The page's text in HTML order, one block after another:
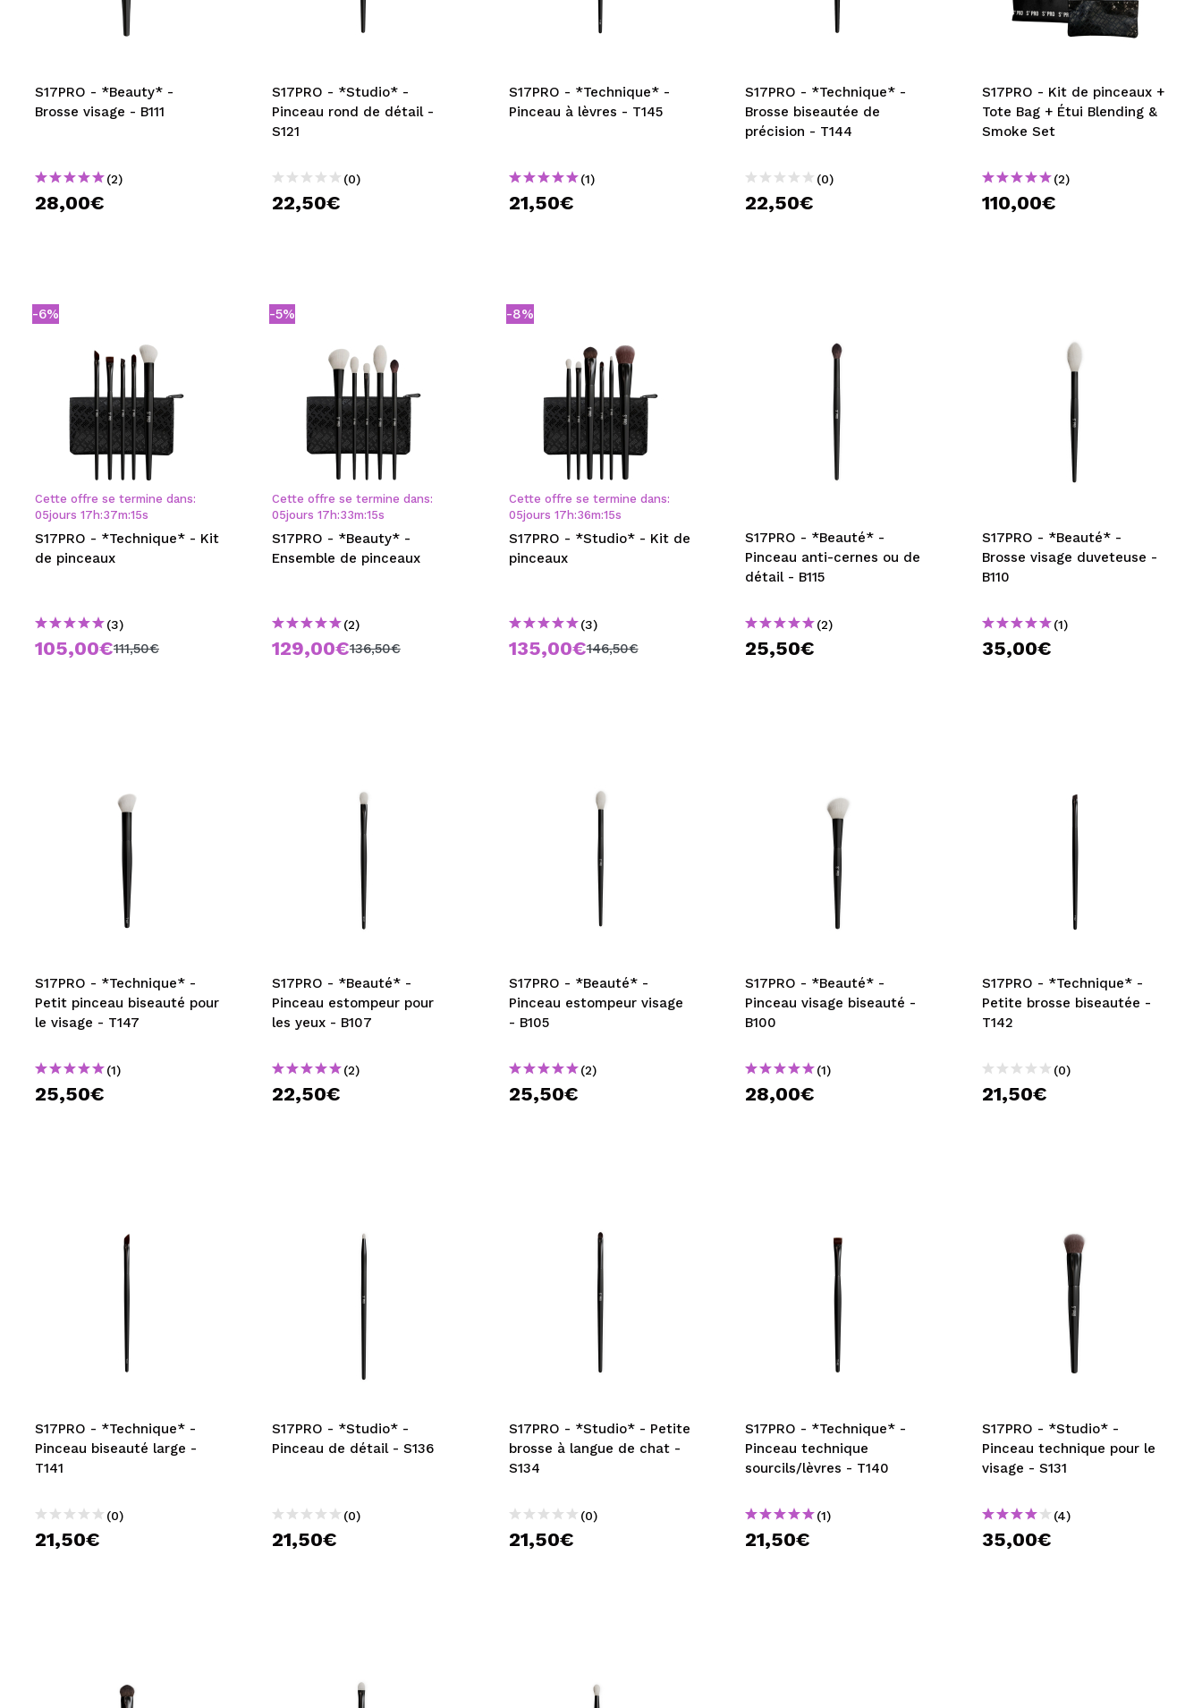
MAQUIFARMA
TRAVEL SIZE
OFFRES
BLOG
S17PRO - *Beauty* -
Brosse visage - B111
(2)
28,00€
S17PRO - *Studio* -
Pinceau rond de détail -
S121
(0)
22,50€
S17PRO - *Technique* -
Pinceau à lèvres - T145
(1)
21,50€
S17PRO - *Technique* -
Brosse biseautée de
précision - T144
(0)
22,50€
S17PRO - Kit de pinceaux +
Tote Bag + Étui Blending &
Smoke Set
(2)
110,00€
-6%
Cette offre se termine dans:
05jours 17 h:37m:14s
S17PRO - *Technique* - Kit
de pinceaux
(3)
105,00€111,50€
-5%
Cette offre se termine dans:
05jours 17 h:33m:14s
S17PRO - *Beauty* -
Ensemble de pinceaux
(2)
129,00€136,50€
-8%
Cette offre se termine dans:
05jours 17 h:36m:14s
S17PRO - *Studio* - Kit de
pinceaux
(3)
135,00€146,50€
S17PRO - *Beauté* -
Pinceau anti-cernes ou de
détail - B115
(2)
25,50€
S17PRO - *Beauté* -
Brosse visage duveteuse -
B110
(1)
35,00€
S17PRO - *Technique* -
Petit pinceau biseauté pour
le visage - T147
(1)
25,50€
S17PRO - *Beauté* -
Pinceau estompeur pour
les yeux - B107
(2)
22,50€
S17PRO - *Beauté* -
Pinceau estompeur visage
- B105
(2)
25,50€
S17PRO - *Beauté* -
Pinceau visage biseauté -
B100
(1)
28,00€
S17PRO - *Technique* -
Petite brosse biseautée -
T142
(0)
21,50€
S17PRO - *Technique* -
Pinceau biseauté large -
T141
(0)
21,50€
S17PRO - *Studio* -
Pinceau de détail - S136
(0)
21,50€
S17PRO - *Studio* - Petite
brosse à langue de chat -
S134
(0)
21,50€
S17PRO - *Technique* -
Pinceau technique
sourcils/lèvres - T140
(1)
21,50€
S17PRO - *Studio* -
Pinceau technique pour le
visage - S131
(4)
35,00€